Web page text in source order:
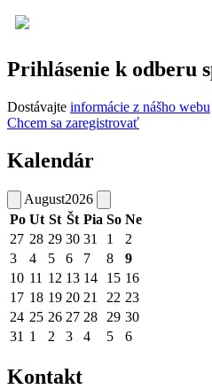
Prihlásenie k odberu
Dostávajte informácie z nášho webu
Chcem sa zaregistrovať
Kalendár
August2026
Po Ut St Št Pia So Ne
27 28 29 30 31 1
2
3
4 5 6 7 8
9
10 11 12 13 14 15 16
17 18 19 20 21 22 23
24 25 26 27 28 29 30
31 1 2 3 4 5 6
Kontakt